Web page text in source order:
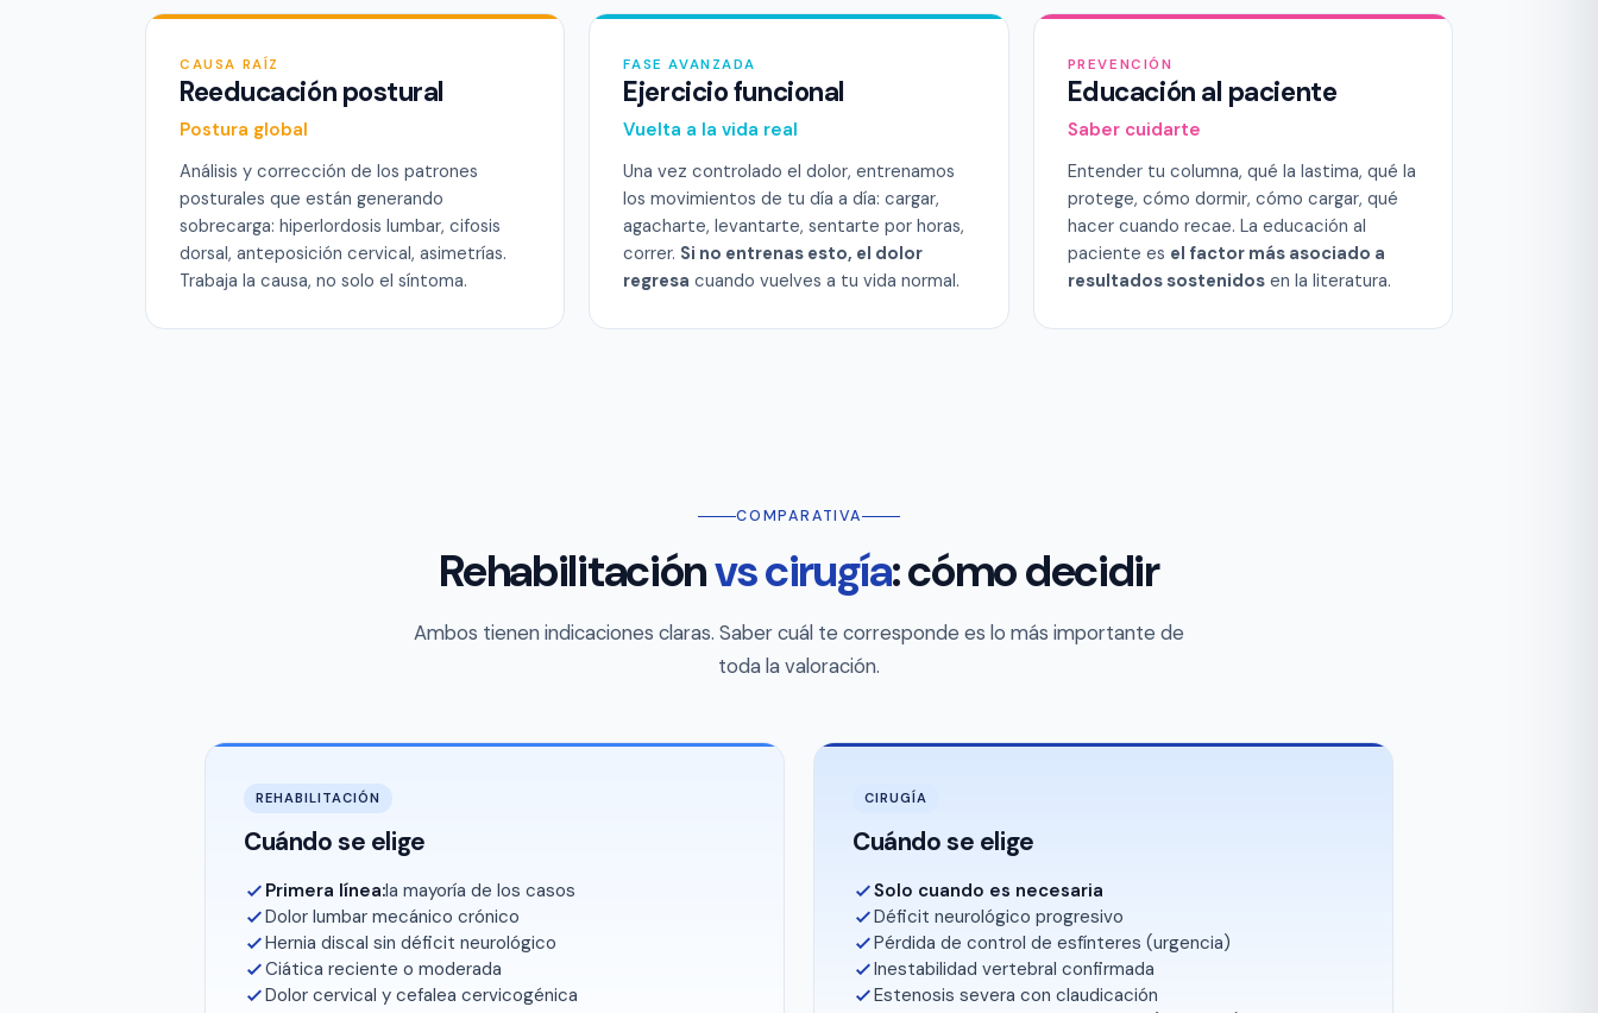
CAUSA RAÍZ
Reeducación postural
Postura global
Análisis y corrección de los patrones
posturales que están generando
sobrecarga: hiperlordosis lumbar, cifosis
dorsal, anteposición cervical, asimetrías.
Trabaja la causa, no solo el síntoma.
FASE AVANZADA
Ejercicio funcional
Vuelta a la vida real
Una vez controlado el dolor, entrenamos
los movimientos de tu día a día: cargar,
agacharte, levantarte, sentarte por horas,
correr. Si no entrenas esto, el dolor
regresa cuando vuelves a tu vida normal.
PREVENCIÓN
Educación al paciente
Saber cuidarte
Entender tu columna, qué la lastima, qué la
protege, cómo dormir, cómo cargar, qué
hacer cuando recae. La educación al
paciente es el factor más asociado a
resultados sostenidosen la literatura.
COMPARATIVA
Rehabilitaciónvs cirugía: cómo decidir
Ambos tienen indicaciones claras. Saber cuál te corresponde es lo más importante de
toda la valoración.
REHABILITACIÓN
Cuándo se elige
Primera línea:la mayoría de los casos
Dolor lumbar mecánico crónico
Hernia discal sin déficit neurológico
Ciática reciente o moderada
Dolor cervical y cefalea cervicogénica
CIRUGÍA
Cuándo se elige
Solo cuando es necesaria
Déficit neurológico progresivo
Pérdida de control de esfínteres (urgencia)
Inestabilidad vertebral confirmada
Estenosis severa con claudicación